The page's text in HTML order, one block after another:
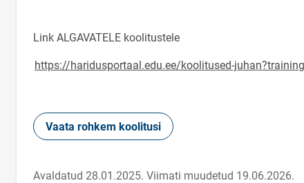
Link ALGAVATELE koolitustele
https://haridusportaal.edu.ee/koolitused-
Vaata rohkem koolitusi
Avaldatud 28.01.2025. Viimati muudetud 19.06.2026.